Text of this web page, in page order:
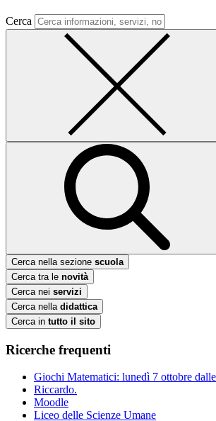
Cerca
Cerca nella sezione scuola
Cerca tra le novità
Cerca nei servizi
Cerca nella didattica
Cerca in tutto il sito
Ricerche frequenti
Giochi Matematici: lunedì 7 ottobre
Riccardo.
Moodle
Liceo delle Scienze Umane